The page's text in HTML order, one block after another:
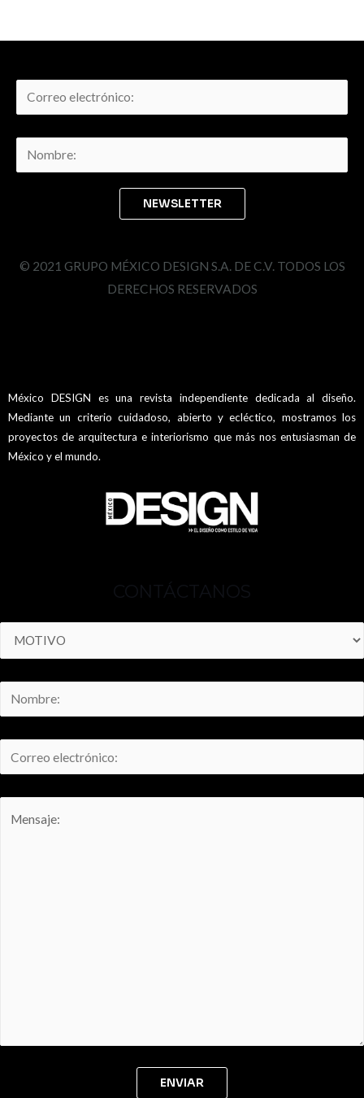
© 2021 GRUPO MÉXICO DESIGN S.A. DE C.V. TODOS LOS
DERECHOS RESERVADOS
México DESIGN es una revista independiente dedicada al diseño.
Mediante un criterio cuidadoso, abierto y ecléctico, mostramos los
proyectos de arquitectura e interiorismo que más nos entusiasman de
México y el mundo.
CONTÁCTANOS